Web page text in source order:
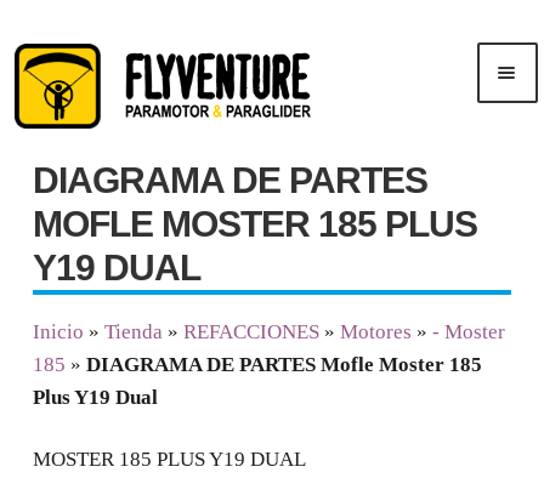
Saltar
navegación
Ir
contenido
Men
ú
Inicio
Cursos
Tienda
DIAGRAMA DE PARTES
MOFLE MOSTER 185 PLUS
Y19 DUAL
Inicio » Tienda » REFACCIONES » Motores » - Moster
185 » DIAGRAMA DE PARTES Mofle Moster 185
Plus Y19 Dual
MOSTER 185 PLUS Y19 DUAL